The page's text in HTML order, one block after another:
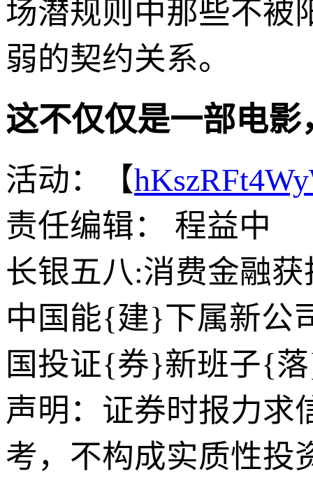
场潜规则中那些不被
弱的契约关系。
这不仅仅是一部电
活动：【
责任编辑： 程益中
长银五八:消费金融
中国能{建}下属新公
国投证{券}新班子{
声明：证券时报力求
考，不构成实质性投